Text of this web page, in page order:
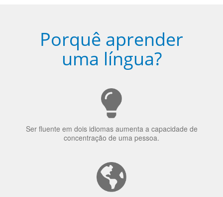
Porquê aprender
uma língua?
Ser fluente em dois idiomas aumenta a capacidade de
concentração de uma pessoa.